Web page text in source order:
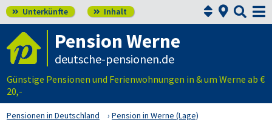
 Unterkünfte  Inhalt  

Pension Werne
deutsche-pensionen.de
Günstige Pensionen und Ferienwohnungen in & um Werne ab €
20,-
Pensionen in Deutschland Pension in Werne (Lage)